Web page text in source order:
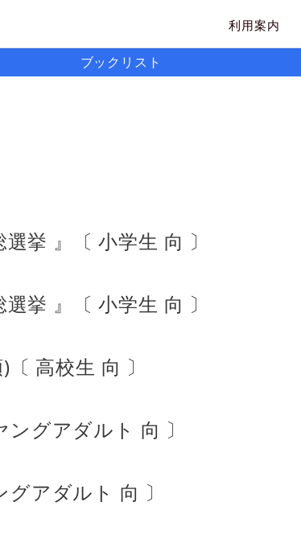
利用案内
ブックリスト
挙 』〔 小学生 向 〕
挙 』〔 小学生 向 〕
高校生 向 〕
グアダルト 向 〕
アダルト 向 〕